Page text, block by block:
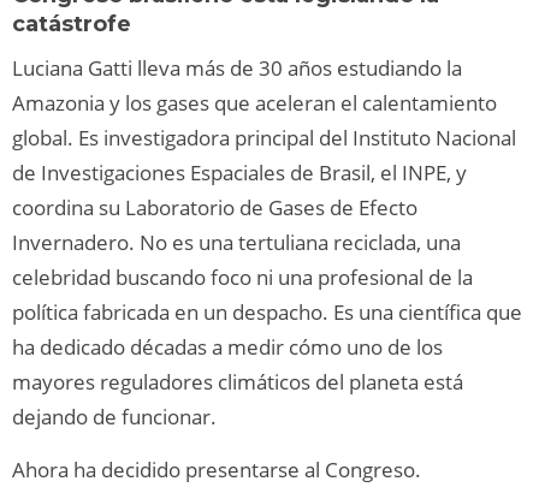
catástrofe
Luciana Gatti lleva más de 30 años estudiando la
Amazonia y los gases que aceleran el calentamiento
global. Es investigadora principal del Instituto Nacional
de Investigaciones Espaciales de Brasil, el INPE, y
coordina su Laboratorio de Gases de Efecto
Invernadero. No es una tertuliana reciclada, una
celebridad buscando foco ni una profesional de la
política fabricada en un despacho. Es una científica que
ha dedicado décadas a medir cómo uno de los
mayores reguladores climáticos del planeta está
dejando de funcionar.
Ahora ha decidido presentarse al Congreso.